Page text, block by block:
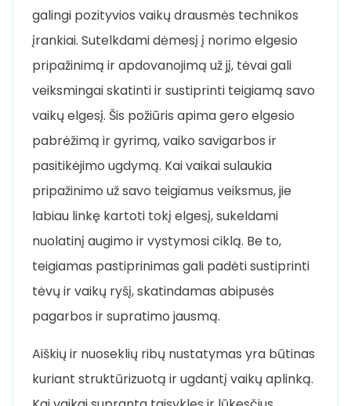
galingi pozityvios vaikų drausmės technikos
įrankiai. Sutelkdami dėmesį į norimo elgesio
pripažinimą ir apdovanojimą už jį, tėvai gali
veiksmingai skatinti ir sustiprinti teigiamą savo
vaikų elgesį. Šis požiūris apima gero elgesio
pabrėžimą ir gyrimą, vaiko savigarbos ir
pasitikėjimo ugdymą. Kai vaikai sulaukia
pripažinimo už savo teigiamus veiksmus, jie
labiau linkę kartoti tokį elgesį, sukeldami
nuolatinį augimo ir vystymosi ciklą. Be to,
teigiamas pastiprinimas gali padėti sustiprinti
tėvų ir vaikų ryšį, skatindamas abipusės
pagarbos ir supratimo jausmą.
Aiškių ir nuoseklių ribų nustatymas yra būtinas
kuriant struktūrizuotą ir ugdantį vaikų aplinką.